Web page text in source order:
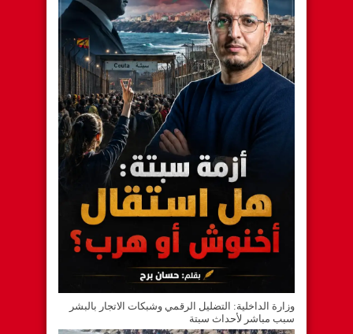
وزارة الداخلية: التضليل الرقمي وشبكات الاتجار بالبشر
سبب مباشر لأحداث سبتة